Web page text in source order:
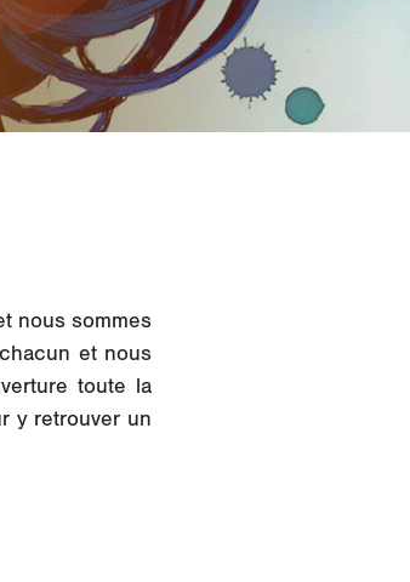
nous sommes
et nous
toute la
y retrouver un